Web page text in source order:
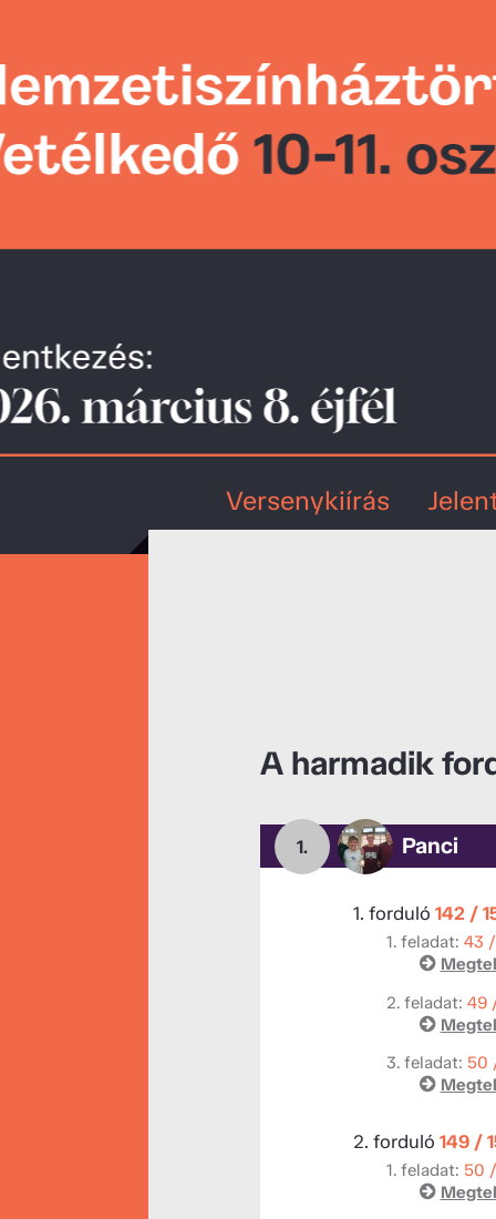
Versenykiírás
A harmadik
1. Panci
1. forduló 142 /
1. feladat: 43
2. feladat: 49
3. feladat: 50
2. forduló 149 /
1. feladat: 50